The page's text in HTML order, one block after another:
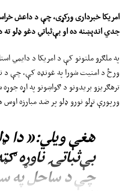
امریکاخبرداری ورکړی، چې د داعش
جدي اندېښنه ده او بې‌ثباتي دغو ډلو ته
په ملګرو ملتونو کې د امریکا د دایمي
ورځ د امنیت شورا په غونډه کې، چې د
ترهګریزو بریدونو د ګواښونو په اړه
ورپورې تړلو نورو ډلو پر ضد مبارزه
هغې ویلي:« دا
بې‌ثباتۍ ناوړه
چې د ساحل په